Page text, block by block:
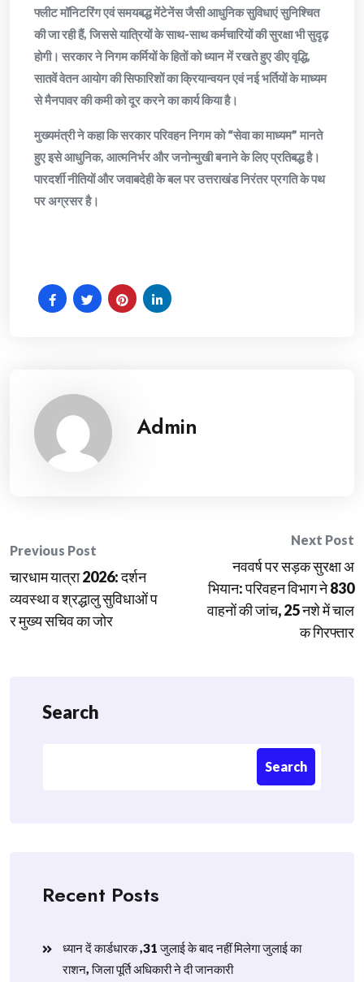
फ्लीट मॉनिटरिंग एवं समयबद्ध मेंटेनेंस जैसी आधुनिक सुविधाएं सुनिश्चित
की जा रही हैं, जिससे यात्रियों के साथ-साथ कर्मचारियों की सुरक्षा भी सुदृढ़
होगी। सरकार ने निगम कर्मियों के हितों को ध्यान में रखते हुए डीए वृद्धि,
सातवें वेतन आयोग की सिफारिशों का क्रियान्वयन एवं नई भर्तियों के माध्यम
से मैनपावर की कमी को दूर करने का कार्य किया है।
मुख्यमंत्री ने कहा कि सरकार परिवहन निगम को “सेवा का माध्यम” मानते
हुए इसे आधुनिक, आत्मनिर्भर और जनोन्मुखी बनाने के लिए प्रतिबद्ध है।
पारदर्शी नीतियों और जवाबदेही के बल पर उत्तराखंड निरंतर प्रगति के पथ
पर अग्रसर है।
Admin
Post
navigation
Previous Post
चारधाम यात्रा 2026: दर्शन
व्यवस्था व श्रद्धालु सुविधाओं प
र मुख्य सचिव का जोर
Next Post
नववर्ष पर सड़क सुरक्षा अ
भियान: परिवहन विभाग ने 830
वाहनों की जांच, 25 नशे में चाल
क गिरफ्तार
Search
Search
Recent Posts
ध्यान दें कार्डधारक ,31 जुलाई के बाद नहीं मिलेगा जुलाई का
राशन, जिला पूर्ति अधिकारी ने दी जानकारी